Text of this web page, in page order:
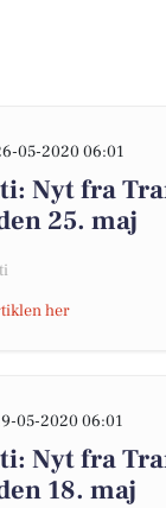
05-2020 06:01
Nyt fra
25. maj
her
05-2020 06:01
Nyt fra
18. maj